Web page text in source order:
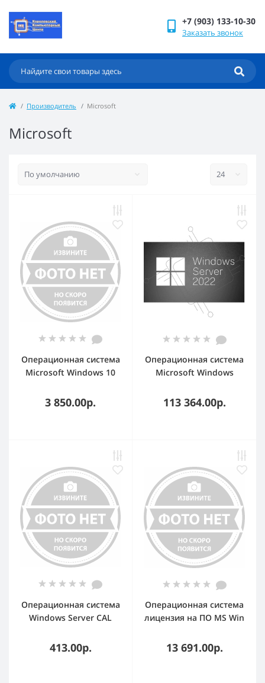
+7 (903) 133-10-30
Заказать звонок
Производитель Microsoft
Microsoft
Операционная система
Microsoft Windows 10
3 850.00р.
Операционная система
Microsoft Windows
Core Конверт OEM (P73-
113 364.00р.
Операционная система
Windows Server CAL
Clt Device CAL
413.00р.
Операционная система
лицензия на ПО MS Win
Lic Online DwnLd NR.
13 691.00р.